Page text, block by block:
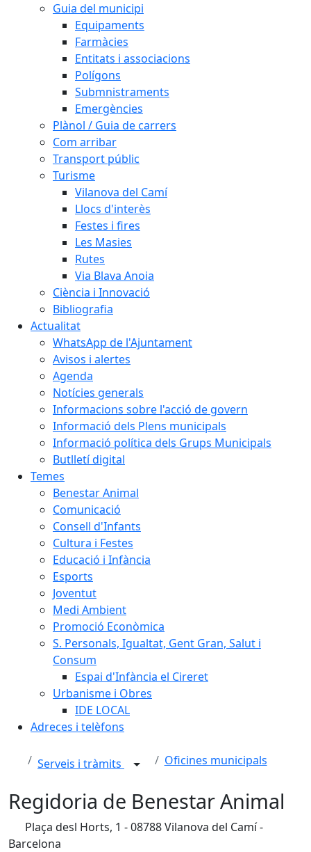
Guia del municipi
Equipaments
Farmàcies
Entitats i associacions
Polígons
Submnistraments
Emergències
Plànol / Guia de carrers
Com arribar
Transport públic
Turisme
Vilanova del Camí
Llocs d'interès
Festes i fires
Les Masies
Rutes
Via Blava Anoia
Ciència i Innovació
Bibliografia
Actualitat
WhatsApp de l'Ajuntament
Avisos i alertes
Agenda
Notícies generals
Informacions sobre l'acció de govern
Informació dels Plens municipals
Informació política dels Grups Municipals
Butlletí digital
Temes
Benestar Animal
Comunicació
Consell d'Infants
Cultura i Festes
Educació i Infància
Esports
Joventut
Medi Ambient
Promoció Econòmica
S. Personals, Igualtat, Gent Gran, Salut i
Consum
Espai d'Infància el Cireret
Urbanisme i Obres
IDE LOCAL
Adreces i telèfons
Serveis i tràmits Oficines municipals
Regidoria de Benestar Animal
Plaça desl Horts, 1 - 08788 Vilanova del Camí -
Barcelona